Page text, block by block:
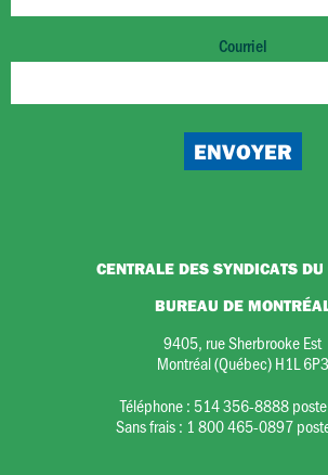
Courriel
CENTRALE DES SYNDICATS DU
BUREAU DE
9405, rue Sherbrooke Est
Montréal (Québec) H1L 6P3
Téléphone : 514 356-8888
Sans frais : 1 800 465-0897